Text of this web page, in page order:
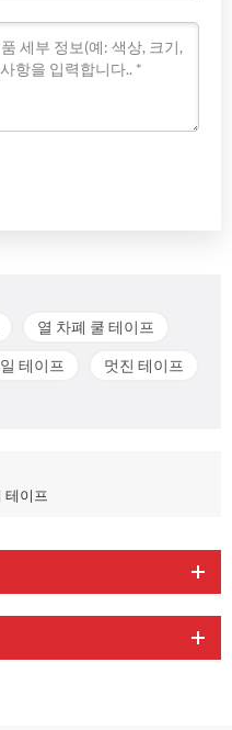
열 차폐 쿨 테이프
테이프 멋진 테이프
테이프